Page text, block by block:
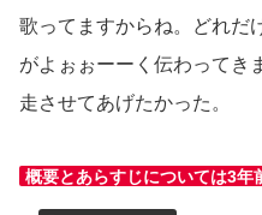
歌ってますからね。どれだ
がよぉぉーーく伝わってき
走させてあげたかった。
概要とあらすじについては3年